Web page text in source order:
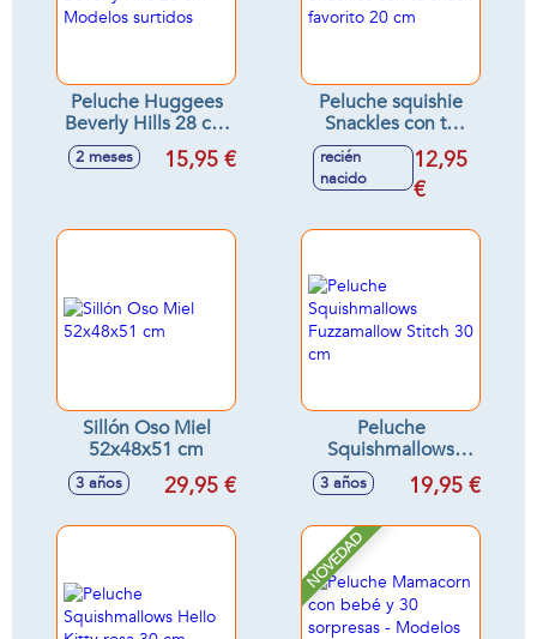
Peluche Huggees
Beverly Hills 28 cm
- Modelos surtidos
2 meses 15,95 €
Peluche squishie
Snackles con tu
snack favorito 20
recién
nacido
12,95
€
Sillón Oso Miel
52x48x51 cm
3 años 29,95 €
Peluche
Squishmallows
Fuzzamallow Stitch
30 cm
3 años 19,95 €
NOVEDAD